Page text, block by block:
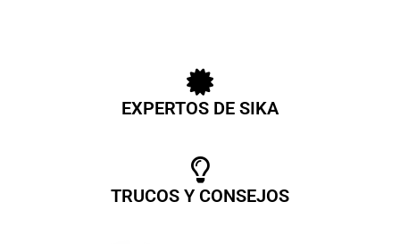
EXPERTOS DE SIKA
TRUCOS Y CONSEJOS